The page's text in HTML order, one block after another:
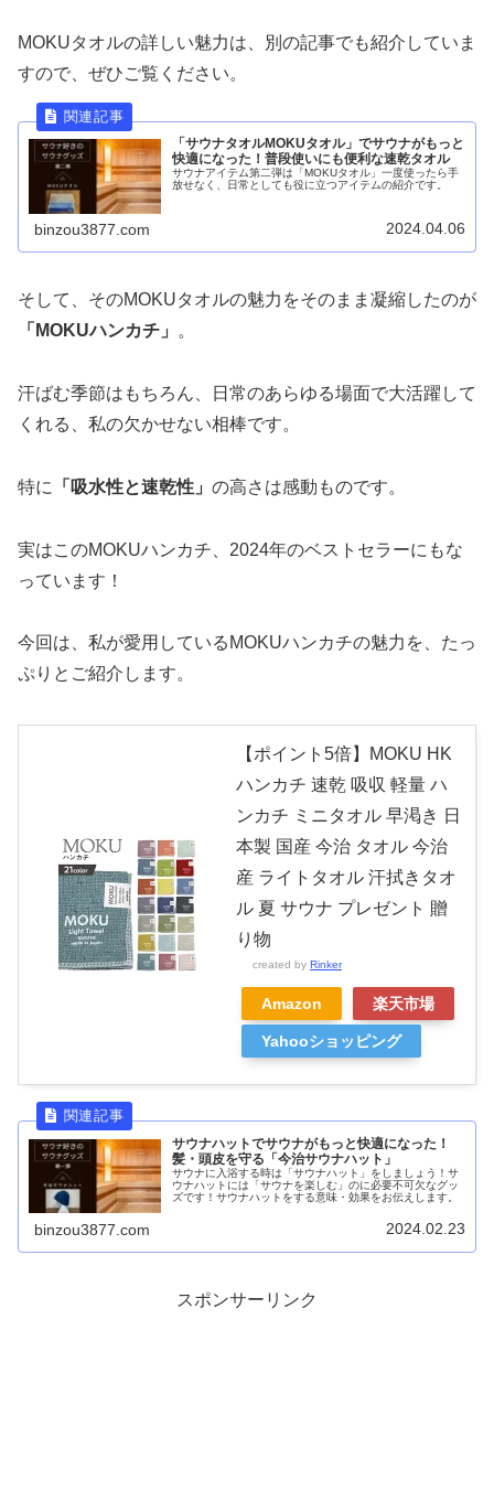
MOKUタオルの詳しい魅力は、別の記事でも紹介していま
すので、ぜひご覧ください。
「サウナタオルMOKUタオル」でサウナがもっと
快適になった！普段使いにも便利な速乾タオル
サウナアイテム第二弾は「MOKUタオル」一度使ったら手
放せなく、日常としても役に立つアイテムの紹介です。
binzou3877.com 2024.04.06
そして、そのMOKUタオルの魅力をそのまま凝縮したのが
「MOKUハンカチ」
。
汗ばむ季節はもちろん、日常のあらゆる場面で大活躍して
くれる、私の欠かせない相棒です。
特に 「吸水性と速乾性」 の高さは感動ものです。
実はこのMOKUハンカチ、2024年のベストセラーにもな
っています！
今回は、私が愛用しているMOKUハンカチの魅力を、たっ
ぷりとご紹介します。
【ポイント5倍】MOKU HK
ハンカチ 速乾 吸収 軽量 ハ
ンカチ ミニタオル 早渇き 日
本製 国産 今治 タオル 今治
産 ライトタオル 汗拭きタオ
ル 夏 サウナ プレゼント 贈
り物
created by Rinker
Amazon 楽天市場
Yahooショッピング
サウナハットでサウナがもっと快適になった！
髪・頭皮を守る「今治サウナハット」
サウナに入浴する時は「サウナハット」をしましょう！サ
ウナハットには「サウナを楽しむ」のに必要不可欠なグッ
ズです！サウナハットをする意味・効果をお伝えします。
binzou3877.com 2024.02.23
スポンサーリンク